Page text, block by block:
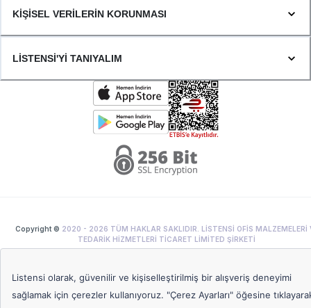
KİŞİSEL VERİLERİN KORUNMASI
LİSTENSİ'Yİ TANIYALIM
Copyright © 2020 - 2026 TÜM HAKLAR SAKLIDIR. LİSTENSİ OFİS MALZEMELERİ
TEDARİK HİZMETLERİ TİCARET LİMİTED ŞİRKETİ